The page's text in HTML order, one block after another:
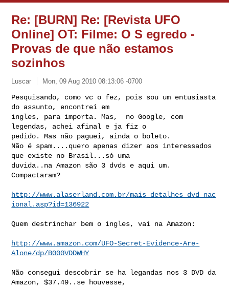
Re: [BURN] Re: [Revista UFO
Online] OT: Filme: O S egredo -
Provas de que não estamos
sozinhos
Luscar Mon, 09 Aug 2010 08:13:06 -0700
Pesquisando, como vc o fez, pois sou um entusiasta
do assunto, encontrei em
ingles, para importa. Mas,  no Google, com
legendas, achei afinal e ja fiz o
pedido. Mas não paguei, ainda o boleto.
Não é spam....quero apenas dizer aos interessados
que existe no Brasil...só uma
duvida..na Amazon são 3 dvds e aqui um.
Compactaram?
http://www.alaserland.com.br/mais_detalhes_dvd_nac
ional.asp?id=136922
Quem destrinchar bem o ingles, vai na Amazon:
http://www.amazon.com/UFO-Secret-Evidence-Are-
Alone/dp/B000VDDWHY
Não consegui descobrir se ha legandas nos 3 DVD da
Amazon, $37.49..se houvesse,